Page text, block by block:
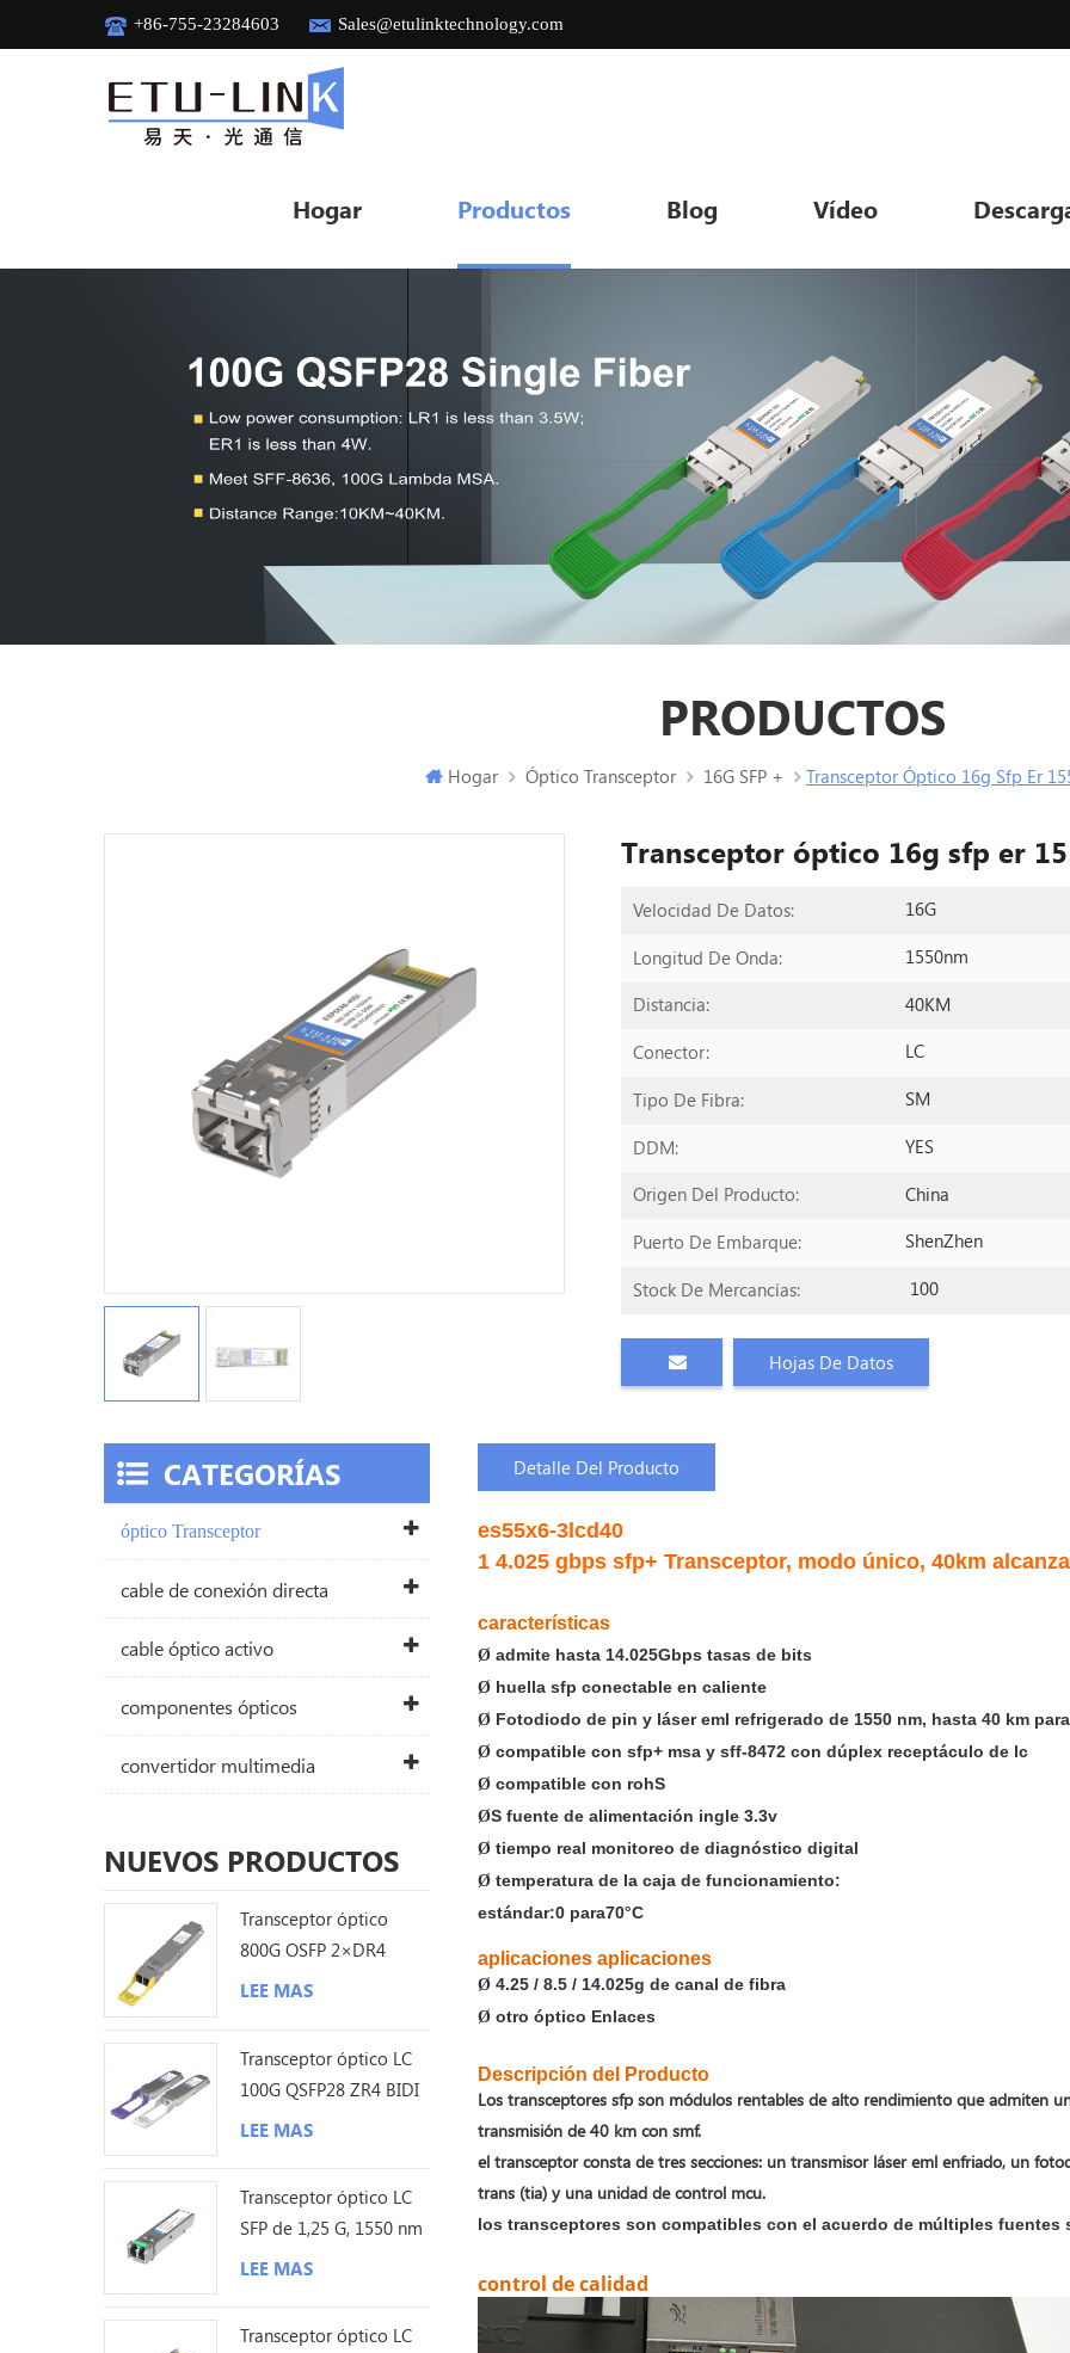
+86-755-23284603 Sales@etulinktechnology.com
Hogar Productos Blog Vídeo
PRODUCTOS
Hogar Óptico Transceptor 16G SFP + Transceptor Óptico 16g Sfp Er
Transceptor óptico 16g sfp er
Velocidad De Datos: 16G
Longitud De Onda: 1550nm
Distancia: 40KM
Conector: LC
Tipo De Fibra: SM
DDM: YES
Origen Del Producto: China
Puerto De Embarque: ShenZhen
Stock De Mercancías: 100
Hojas De Datos
Detalle Del Producto
es55x6-3lcd40
14.025 gbps sfp+ Transceptor, modo único, 40km
características
Øadmite hasta 14.025Gbps tasas de bits
Øhuella sfp conectable en caliente
ØFotodiodo de pin y láser eml refrigerado de 1550 nm, hasta 40 km
Øcompatible con sfp+msa y sff-8472 con dúplexreceptáculo de lc
Øcompatible con rohS
ØSfuente de alimentación ingle 3.3v
Øtiempo real monitoreo de diagnóstico digital
Øtemperatura de la caja de funcionamiento:
estándar:0para70°C
aplicaciones aplicaciones
Ø4.25 / 8.5 / 14.025g de canal de fibra
Øotro óptico Enlaces
Descripción del Producto
Los transceptores sfp son módulos rentables de alto rendimiento que admiten
transmisión de 40 km con smf.
el transceptor consta de tres secciones: un transmisor láser eml enfriado, un
trans (tia) y una unidad de control mcu.
los transceptores son compatibles con el acuerdo de múltiples
control de calidad
CATEGORÍAS
óptico Transceptor
cable de conexión directa
cable óptico activo
componentes ópticos
convertidor multimedia
NUEVOS PRODUCTOS
Transceptor óptico
800G OSFP 2×DR4
1310nm 500M MPO12
LEE MAS
Transceptor óptico LC
100G QSFP28 ZR4 BIDI
80KM
LEE MAS
Transceptor óptico LC
SFP de 1,25 G, 1550 nm
y 200 km
LEE MAS
Transceptor óptico LC